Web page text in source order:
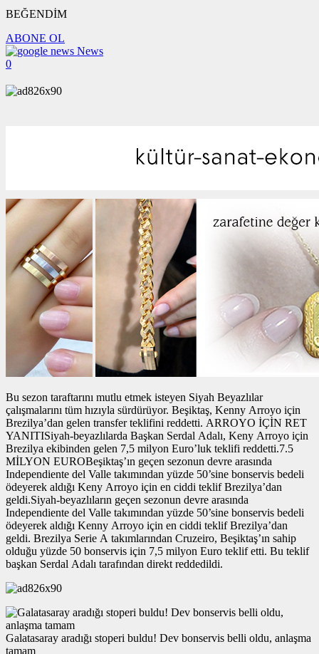
BEĞENDİM
ABONE OL
News
0
Bu sezon taraftarını mutlu etmek isteyen Siyah Beyazlılar
çalışmalarını tüm hızıyla sürdürüyor. Beşiktaş, Kenny Arroyo için
Brezilya’dan gelen transfer teklifini reddetti. ARROYO İÇİN RET
YANITISiyah-beyazlılarda Başkan Serdal Adalı, Keny Arroyo için
Brezilya ekibinden gelen 7,5 milyon Euro’luk teklifi reddetti.7.5
MİLYON EUROBeşiktaş’ın geçen sezonun devre arasında
Independiente del Valle takımından yüzde 50’sine bonservis bedeli
ödeyerek aldığı Keny Arroyo için en ciddi teklif Brezilya’dan
geldi.Siyah-beyazlıların geçen sezonun devre arasında
Independiente del Valle takımından yüzde 50’sine bonservis bedeli
ödeyerek aldığı Kenny Arroyo için en ciddi teklif Brezilya’dan
geldi. Brezilya Serie A takımlarından Cruzeiro, Beşiktaş’ın sahip
olduğu yüzde 50 bonservis için 7,5 milyon Euro teklif etti. Bu teklif
başkan Serdal Adalı tarafından direkt reddedildi.
Galatasaray aradığı stoperi buldu! Dev bonservis belli oldu, anlaşma
tamam